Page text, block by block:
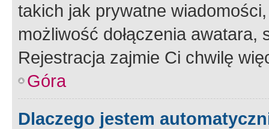
takich jak prywatne
możliwość dołączenia
Rejestracja zajmie Ci chwilę
Góra
Dlaczego jestem